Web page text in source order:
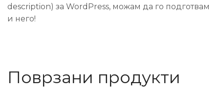
description) за WordPress, можам да го подготвам
и него!
Поврзани продукти